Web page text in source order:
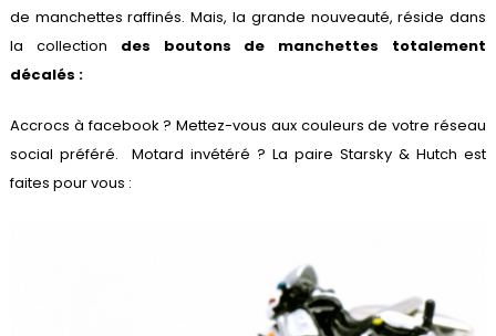
de manchettes raffinés. Mais, la grande nouveauté, réside dans
la collection des boutons de manchettes totalement
décalés :
Accrocs à facebook ? Mettez-vous aux couleurs de votre réseau
social préféré. Motard invétéré ? La paire Starsky & Hutch est
faites pour vous :